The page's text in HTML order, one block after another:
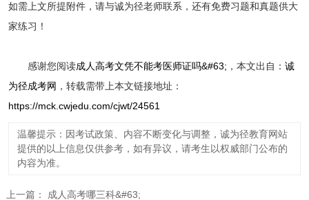
如需上文所提附件，请与诚为径老师联系，还有免费习题和真题供大
家练习！
感谢您阅读成人高考文凭不能考医师证吗&#63; ，本文出自： 诚
为径成考网 ，转载需带上本文链接地址：
https://mck.cwjedu.com/cjwt/24561
温馨提示：因考试政策、内容不断变化与调整，诚为径教育网站
提供的以上信息仅供参考，如有异议，请考生以权威部门公布的
内容为准。
上一篇： 成人高考哪三科&#63;